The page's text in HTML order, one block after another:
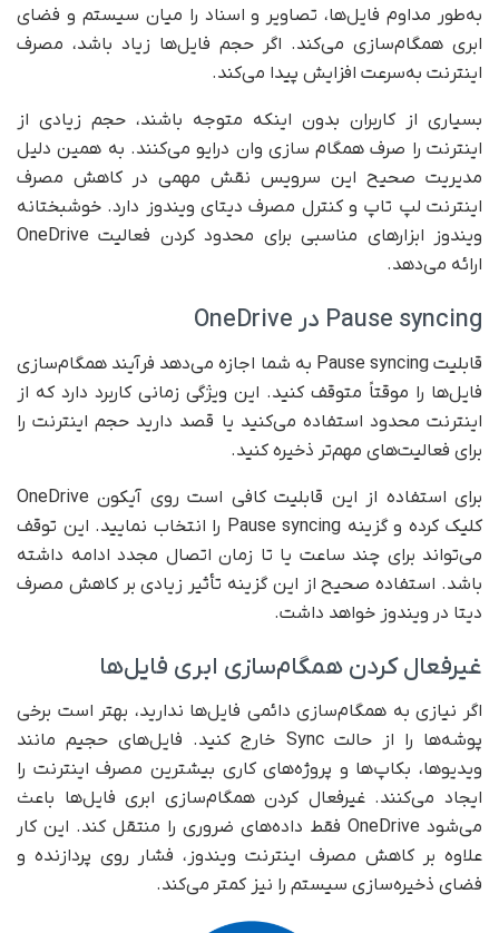
به‌طور مداوم فایل‌ها، تصاویر و اسناد را میان سیستم و فضای
ابری همگام‌سازی می‌کند. اگر حجم فایل‌ها زیاد باشد، مصرف
اینترنت به‌سرعت افزایش پیدا می‌کند.
بسیاری از کاربران بدون اینکه متوجه باشند، حجم زیادی از
اینترنت را صرف همگام سازی وان درایو می‌کنند. به همین دلیل
مدیریت صحیح این سرویس نقش مهمی در کاهش مصرف
اینترنت لپ تاپ و کنترل مصرف دیتای ویندوز دارد. خوشبختانه
ویندوز ابزارهای مناسبی برای محدود کردن فعالیت OneDrive
ارائه می‌دهد.
Pause syncing در OneDrive
قابلیت Pause syncing به شما اجازه می‌دهد فرآیند همگام‌سازی
فایل‌ها را موقتاً متوقف کنید. این ویژگی زمانی کاربرد دارد که از
اینترنت محدود استفاده می‌کنید یا قصد دارید حجم اینترنت را
برای فعالیت‌های مهم‌تر ذخیره کنید.
برای استفاده از این قابلیت کافی است روی آیکون OneDrive
کلیک کرده و گزینه Pause syncing را انتخاب نمایید. این توقف
می‌تواند برای چند ساعت یا تا زمان اتصال مجدد ادامه داشته
باشد. استفاده صحیح از این گزینه تأثیر زیادی بر کاهش مصرف
دیتا در ویندوز خواهد داشت.
غیرفعال کردن همگام‌سازی ابری فایل‌ها
اگر نیازی به همگام‌سازی دائمی فایل‌ها ندارید، بهتر است برخی
پوشه‌ها را از حالت Sync خارج کنید. فایل‌های حجیم مانند
ویدیوها، بکاپ‌ها و پروژه‌های کاری بیشترین مصرف اینترنت را
ایجاد می‌کنند. غیرفعال کردن همگام‌سازی ابری فایل‌ها باعث
می‌شود OneDrive فقط داده‌های ضروری را منتقل کند. این کار
علاوه بر کاهش مصرف اینترنت ویندوز، فشار روی پردازنده و
فضای ذخیره‌سازی سیستم را نیز کمتر می‌کند.